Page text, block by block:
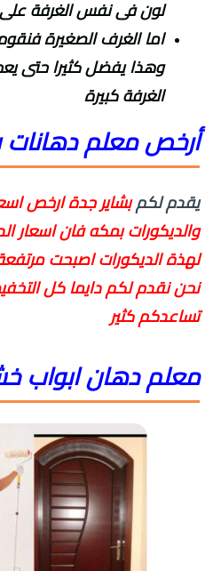
لون فى نفس الغرفة
اما الغرف الصغيرة
وهذا يفضل كثيرا حتى
الغرفة كبيرة
أرخص معلم دهانات
يقدم لكمبشاير جدة ارخص
والديكورات بمكه فان اسعار
لهذة الديكورات اصبحت
نحن نقدم لكم دايما كل
تساعدكم كثير
معلم دهان ابواب